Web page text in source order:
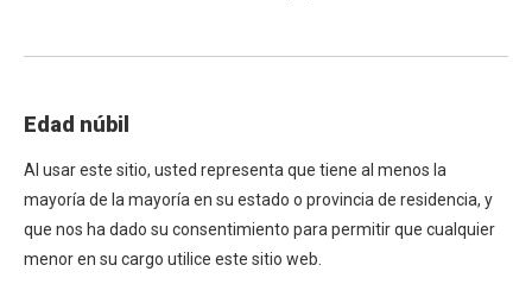
Edad núbil
Al usar este sitio, usted representa que tiene al menos la
mayoría de la mayoría en su estado o provincia de residencia, y
que nos ha dado su consentimiento para permitir que cualquier
menor en su cargo utilice este sitio web.